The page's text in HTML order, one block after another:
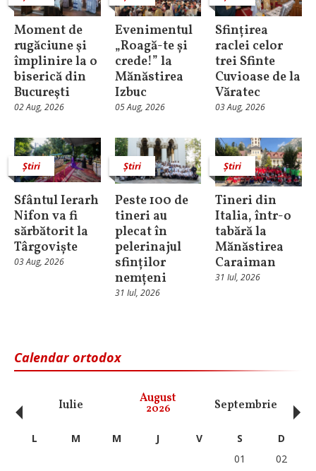
Moment de
rugăciune şi
împlinire la o
biserică din
Bucureşti
02 Aug, 2026
Evenimentul
„Roagă-te și
crede!” la
Mănăstirea
Izbuc
05 Aug, 2026
Sfințirea
raclei celor
trei Sfinte
Cuvioase de la
Văratec
03 Aug, 2026
Știri
Sfântul Ierarh
Nifon va fi
sărbătorit la
Târgoviște
03 Aug, 2026
Știri
Peste 100 de
tineri au
plecat în
pelerinajul
sfinților
nemțeni
31 Iul, 2026
Știri
Tineri din
Italia, într-o
tabără la
Mănăstirea
Caraiman
31 Iul, 2026
Calendar ortodox
Iulie August
2026 Septembrie
‹ L M M J V S
D
01
02